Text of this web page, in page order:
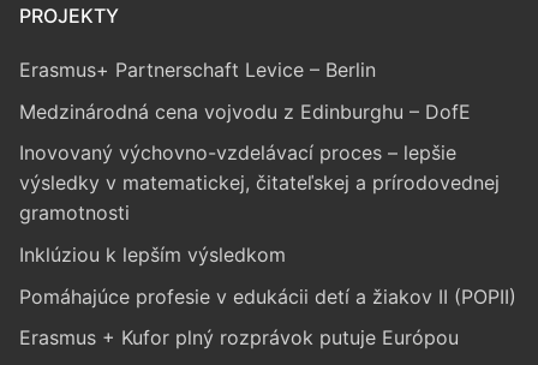
PROJEKTY
Erasmus+ Partnerschaft Levice – Berlin
Medzinárodná cena vojvodu z Edinburghu – DofE
Inovovaný výchovno-vzdelávací proces – lepšie
výsledky v matematickej, čitateľskej a prírodovednej
gramotnosti
Inklúziou k lepším výsledkom
Pomáhajúce profesie v edukácii detí a žiakov II (POPII)
Erasmus + Kufor plný rozprávok putuje Európou